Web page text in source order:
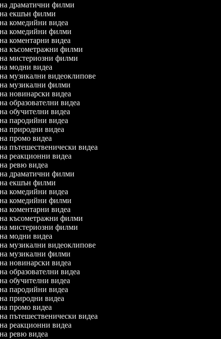
на драматични филми
на екшън филми
на комедийни видеа
на комедийни филми
на коментарни видеа
на късометражни филми
на мистериозни филми
на модни видеа
на музикални видеоклипове
на музикални филми
на новинарски видеа
образователни видеа
на обучителни видеа
на пародийни видеа
на природни видеа
на промо видеа
на пътешественически видеа
на реакционни видеа
на ревю видеа
на драматични филми
на екшън филми
на комедийни видеа
на комедийни филми
на коментарни видеа
на късометражни филми
на мистериозни филми
на модни видеа
на музикални видеоклипове
на музикални филми
на новинарски видеа
образователни видеа
на обучителни видеа
на пародийни видеа
на природни видеа
на промо видеа
на пътешественически видеа
на реакционни видеа
на ревю видеа